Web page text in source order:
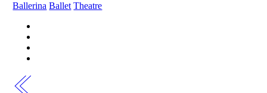
Ballerina Ballet Theatre